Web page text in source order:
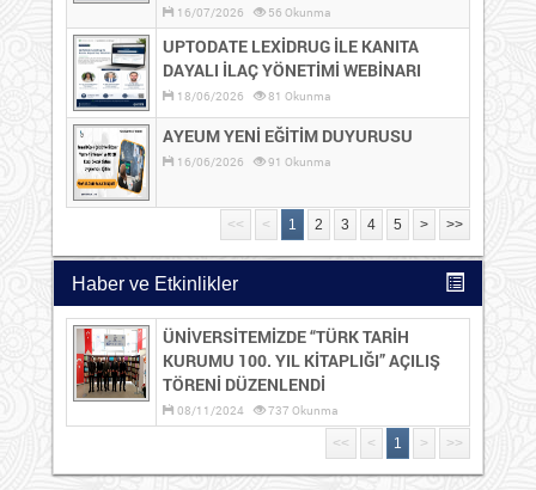
16/07/2026 56 Okunma
UPTODATE LEXİDRUG İLE KANITA
DAYALI İLAÇ YÖNETİMİ WEBİNARI
18/06/2026 81 Okunma
AYEUM YENİ EĞİTİM DUYURUSU
16/06/2026 91 Okunma
<< < 1 2 3 4 5 > >>
Haber ve Etkinlikler
ÜNİVERSİTEMİZDE “TÜRK TARİH
KURUMU 100. YIL KİTAPLIĞI” AÇILIŞ
TÖRENİ DÜZENLENDİ
08/11/2024 737 Okunma
<< < 1 > >>